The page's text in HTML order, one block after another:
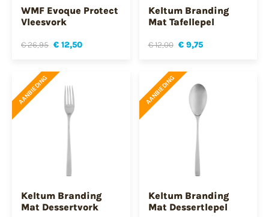
WMF Evoque Protect
Vleesvork
€ 26,95 € 12,50
Keltum Branding
Mat Tafellepel
€ 12,00 € 9,75
AANBIEDING
Keltum Branding
Mat Dessertvork
AANBIEDING
Keltum Branding
Mat Dessertlepel